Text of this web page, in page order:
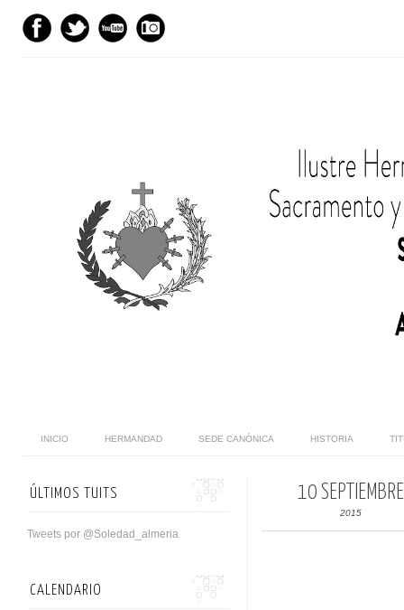
INICIO HERMANDAD SEDE CANÓNICA HISTORIA
10 SEPTIEMBRE
2015
ÚLTIMOS TUITS
Tweets por @Soledad_almeria
CALENDARIO